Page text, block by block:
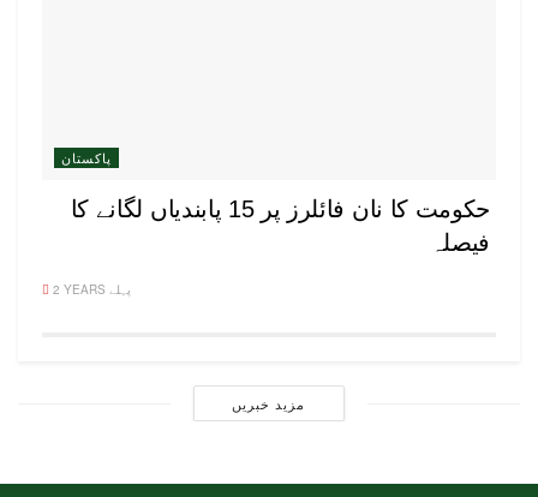
پاکستان
حکومت کا نان فائلرز پر 15 پابندیاں لگانے کا
فیصلہ
2 YEARS پہلے
مزید خبریں